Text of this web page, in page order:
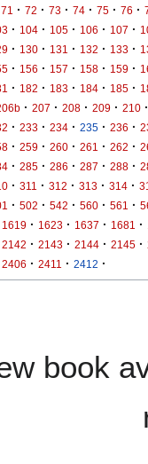
71 · 72 · 73 · 74 · 75 · 76 ·
· 104 · 105 · 106 · 107 ·
· 130 · 131 · 132 · 133 ·
· 156 · 157 · 158 · 159 ·
· 182 · 183 · 184 · 185 ·
· 207 · 208 · 209 · 210 ·
· 233 · 234 · 235 · 236 ·
· 259 · 260 · 261 · 262 ·
· 285 · 286 · 287 · 288 ·
· 311 · 312 · 313 · 314 ·
· 502 · 542 · 560 · 561 ·
1619 · 1623 · 1637 · 1681 ·
2142 · 2143 · 2144 · 2145 ·
2406 · 2411 · 2412 ·
book